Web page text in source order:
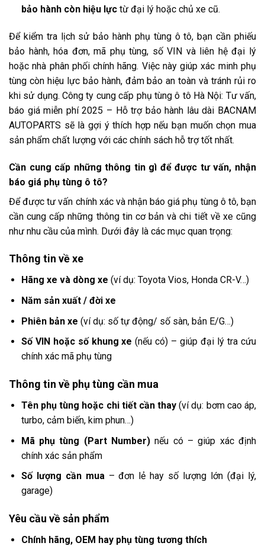
bảo hành còn hiệu lựctừ đại lý hoặc chủ xe cũ.
Để kiểm tra lịch sử bảo hành phụ tùng ô tô, bạn cần phiếu
bảo hành, hóa đơn, mã phụ tùng, số VIN và liên hệ đại lý
hoặc nhà phân phối chính hãng. Việc này giúp xác minh phụ
tùng còn hiệu lực bảo hành, đảm bảo an toàn và tránh rủi ro
khi sử dụng. Công ty cung cấp phụ tùng ô tô Hà Nội: Tư vấn,
báo giá miễn phí 2025 – Hỗ trợ bảo hành lâu dài BACNAM
AUTOPARTS sẽ là gợi ý thích hợp nếu bạn muốn chọn mua
sản phẩm chất lượng với các chính sách hỗ trợ tốt nhất.
Cần cung cấp những thông tin gì để được tư vấn, nhận
báo giá phụ tùng ô tô?
Để được tư vấn chính xác và nhận báo giá phụ tùng ô tô, bạn
cần cung cấp những thông tin cơ bản và chi tiết về xe cũng
như nhu cầu của mình. Dưới đây là các mục quan trọng:
Thông tin về xe
Hãng xe và dòng xe (ví dụ: Toyota Vios, Honda CR-V…)
Năm sản xuất / đời xe
Phiên bản xe (ví dụ: số tự động/ số sàn, bản E/G…)
Số VIN hoặc số khung xe (nếu có) – giúp đại lý tra cứu
chính xác mã phụ tùng
Thông tin về phụ tùng cần mua
Tên phụ tùng hoặc chi tiết cần thay (ví dụ: bơm cao áp,
turbo, cảm biến, kim phun…)
Mã phụ tùng (Part Number) nếu có – giúp xác định
chính xác sản phẩm
Số lượng cần mua– đơn lẻ hay số lượng lớn (đại lý,
garage)
Yêu cầu về sản phẩm
Chính hãng, OEM hay phụ tùng tương thích